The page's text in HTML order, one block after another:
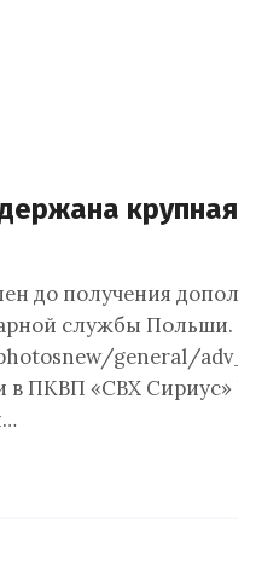
крупная
до получения
службы Польши.
general/
в ПКВП «СВХ Сириус»